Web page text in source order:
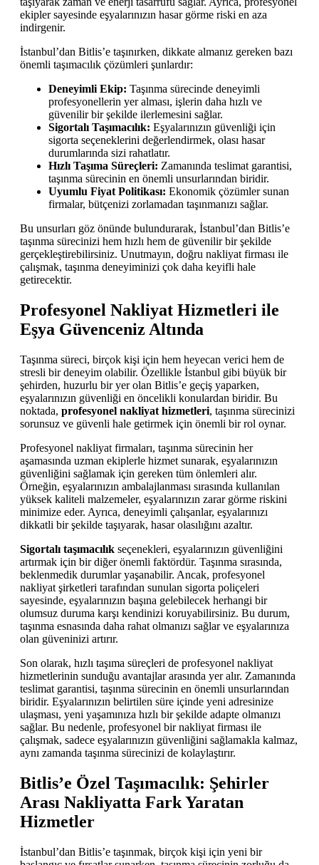
ekipler sayesinde eşyalarınızın hasar görme riski en aza
indirgenir.
İstanbul’dan Bitlis’e taşınırken, dikkate almanız gereken bazı
önemli taşımacılık çözümleri şunlardır:
Deneyimli Ekip: Taşınma sürecinde deneyimli
profesyonellerin yer alması, işlerin daha hızlı ve
güvenilir bir şekilde ilerlemesini sağlar.
Sigortalı Taşımacılık: Eşyalarınızın güvenliği için
sigorta seçeneklerini değerlendirmek, olası hasar
durumlarında sizi rahatlatır.
Hızlı Taşıma Süreçleri: Zamanında teslimat garantisi,
taşınma sürecinin en önemli unsurlarından biridir.
Uyumlu Fiyat Politikası: Ekonomik çözümler sunan
firmalar, bütçenizi zorlamadan taşınmanızı sağlar.
Bu unsurları göz önünde bulundurarak, İstanbul’dan Bitlis’e
taşınma sürecinizi hem hızlı hem de güvenilir bir şekilde
gerçekleştirebilirsiniz. Unutmayın, doğru nakliyat firması ile
çalışmak, taşınma deneyiminizi çok daha keyifli hale
getirecektir.
Profesyonel Nakliyat Hizmetleri ile
Eşya Güvenceniz Altında
Taşınma süreci, birçok kişi için hem heyecan verici hem de
stresli bir deneyim olabilir. Özellikle İstanbul gibi büyük bir
şehirden, huzurlu bir yer olan Bitlis’e geçiş yaparken,
eşyalarınızın güvenliği en öncelikli konulardan biridir. Bu
noktada, profesyonel nakliyat hizmetleri, taşınma sürecinizi
sorunsuz ve güvenli hale getirmek için önemli bir rol oynar.
Profesyonel nakliyat firmaları, taşınma sürecinin her
aşamasında uzman ekiplerle hizmet sunarak, eşyalarınızın
güvenliğini sağlamak için gereken tüm önlemleri alır.
Örneğin, eşyalarınızın ambalajlanması sırasında kullanılan
yüksek kaliteli malzemeler, eşyalarınızın zarar görme riskini
minimize eder. Ayrıca, deneyimli çalışanlar, eşyalarınızı
dikkatli bir şekilde taşıyarak, hasar olasılığını azaltır.
Sigortalı taşımacılık seçenekleri, eşyalarınızın güvenliğini
artırmak için bir diğer önemli faktördür. Taşınma sırasında,
beklenmedik durumlar yaşanabilir. Ancak, profesyonel
nakliyat şirketleri tarafından sunulan sigorta poliçeleri
sayesinde, eşyalarınızın başına gelebilecek herhangi bir
olumsuz duruma karşı kendinizi koruyabilirsiniz. Bu durum,
taşınma esnasında daha rahat olmanızı sağlar ve eşyalarınıza
olan güveninizi artırır.
Son olarak, hızlı taşıma süreçleri de profesyonel nakliyat
hizmetlerinin sunduğu avantajlar arasında yer alır. Zamanında
teslimat garantisi, taşınma sürecinin en önemli unsurlarından
biridir. Eşyalarınızın belirtilen süre içinde yeni adresinize
ulaşması, yeni yaşamınıza hızlı bir şekilde adapte olmanızı
sağlar. Bu nedenle, profesyonel bir nakliyat firması ile
çalışmak, sadece eşyalarınızın güvenliğini sağlamakla kalmaz,
aynı zamanda taşınma sürecinizi de kolaylaştırır.
Bitlis’e Özel Taşımacılık: Şehirler
Arası Nakliyatta Fark Yaratan
Hizmetler
İstanbul’dan Bitlis’e taşınmak, birçok kişi için yeni bir